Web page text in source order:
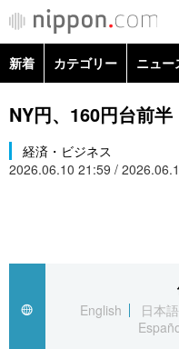
カテゴリー
新着 カテゴリー ニュー
政治・外交
経済・ビジネス
NY円、160円台前半
経済・ビジネス
2026.06.10 21:59 /
English
日本語